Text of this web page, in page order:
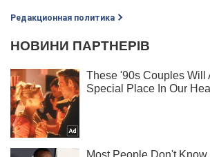
Редакционная политика